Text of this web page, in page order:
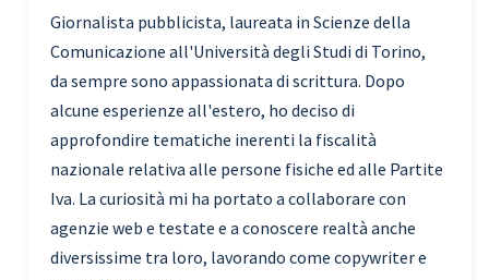
Giornalista pubblicista, laureata in Scienze della
Comunicazione all'Università degli Studi di Torino,
da sempre sono appassionata di scrittura. Dopo
alcune esperienze all'estero, ho deciso di
approfondire tematiche inerenti la fiscalità
nazionale relativa alle persone fisiche ed alle Partite
Iva. La curiosità mi ha portato a collaborare con
agenzie web e testate e a conoscere realtà anche
diversissime tra loro, lavorando come copywriter e